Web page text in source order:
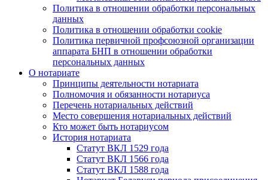
Политика в отношении обработки персональных
данных
Политика в отношении обработки cookie
Политика первичной профсоюзной организации
аппарата БНП в отношении обработки
персональных данных
О нотариате
Принципы деятельности нотариата
Полномочия и обязанности нотариуса
Перечень нотариальных действий
Место совершения нотариальных действий
Кто может быть нотариусом
История нотариата
Статут ВКЛ 1529 года
Статут ВКЛ 1566 года
Статут ВКЛ 1588 года